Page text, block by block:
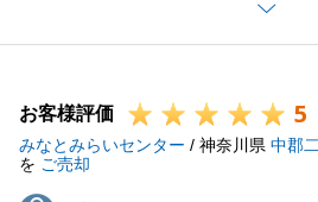
お手続きについても、K様がい
ご依頼事項にご対応をいただけ
の事がございましたらお気軽に
存じます。
今後とも東急リバブルをご愛顧
お客様評価 5
みなとみらいセンター / 神奈川県 中郡
を ご売却